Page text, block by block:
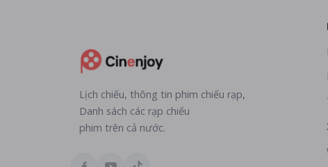
Lịch chiếu, thông tin phim chiếu rạp,
Danh sách các rạp chiếu
phim trên cả nước.